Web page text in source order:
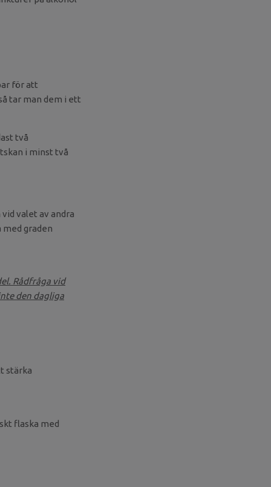
för att
tar man dem i ett
två
i minst två
valet av andra
graden
Rådfråga vid
den dagliga
stärka
flaska med